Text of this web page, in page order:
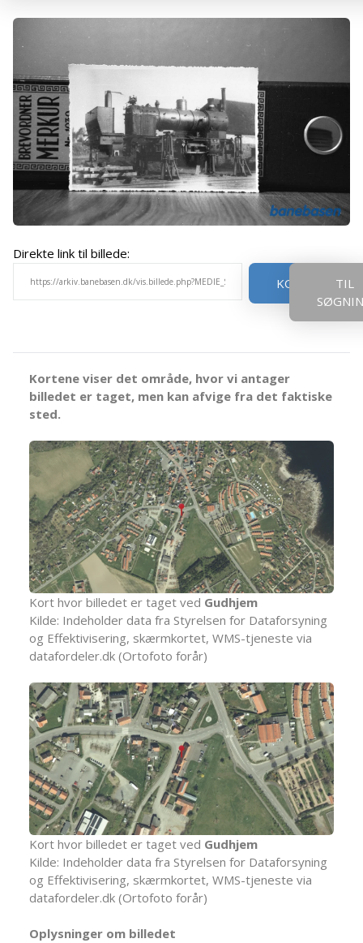
Direkte link til billede:
KOPIER
TIL
Kortene viser det område, hvor vi antager
billedet er taget, men kan afvige fra det faktiske
sted.
Kort hvor billedet er taget ved Gudhjem
Kilde: Indeholder data fra Styrelsen for Dataforsyning
og Effektivisering, skærmkortet, WMS-tjeneste via
datafordeler.dk (Ortofoto forår)
Kort hvor billedet er taget ved Gudhjem
Kilde: Indeholder data fra Styrelsen for Dataforsyning
og Effektivisering, skærmkortet, WMS-tjeneste via
datafordeler.dk (Ortofoto forår)
Oplysninger om billedet